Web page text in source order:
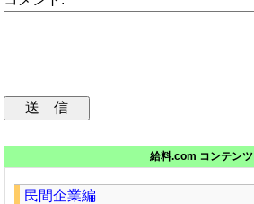
給料.com コンテンツ
民間企業編